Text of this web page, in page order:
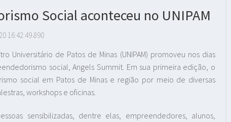
Social aconteceu no UNIPAM
16:42:49.890
Universitário de Patos de Minas (UNIPAM) promoveu nos dias
social, Angels Summit. Em sua primeira edição, o
social em Patos de Minas e região por meio de diversas
workshops e oficinas.
sensibilizadas, dentre elas, empreendedores, alunos,